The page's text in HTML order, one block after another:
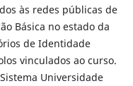
às redes públicas de
Básica no estado da
de Identidade
vinculados ao curso.
Universidade